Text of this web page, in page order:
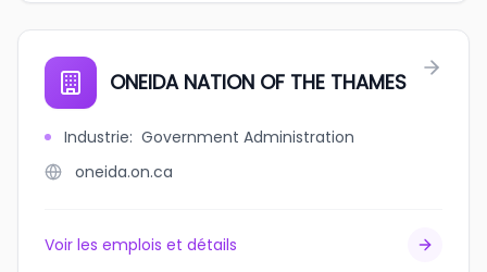
ONEIDA NATION OF THE THAMES
Industrie: Government Administration
oneida.on.ca
Voir les emplois et détails